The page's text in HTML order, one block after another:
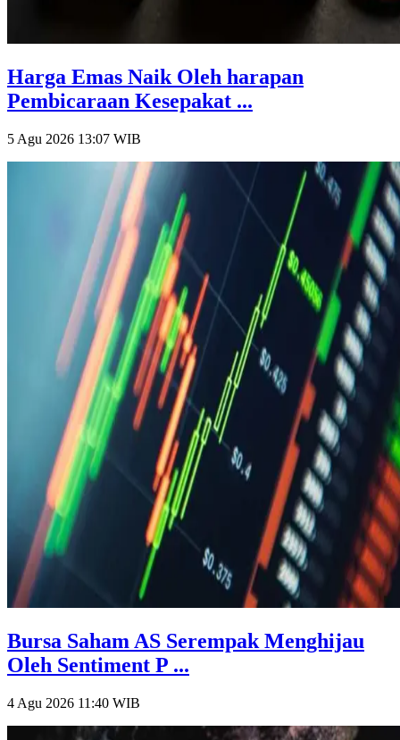
Harga Emas Naik Oleh harapan
Pembicaraan Kesepakat ...
5 Agu 2026 13:07 WIB
Bursa Saham AS Serempak Menghijau
Oleh Sentiment P ...
4 Agu 2026 11:40 WIB